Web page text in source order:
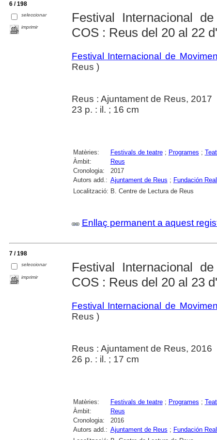
6 / 198
seleccionar
imprimir
Festival Internacional
COS : Reus del 20 al 22
Festival Internacional de
Reus )
Reus : Ajuntament de Reus, 2017
23 p. : il. ; 16 cm
Matèries: Festivals de teatre; Programes ;
Àmbit:
Reus
Cronologia:
2017
Autors add.: Ajuntament de Reus ; Fundación
Localització: B. Centre de Lectura de Reus
Enllaç permanent a aquest
7 / 198
seleccionar
imprimir
Festival Internacional
COS : Reus del 20 al 23
Festival Internacional de
Reus )
Reus : Ajuntament de Reus, 2016
26 p. : il. ; 17 cm
Matèries: Festivals de teatre; Programes ;
Àmbit:
Reus
Cronologia:
2016
Autors add.: Ajuntament de Reus ; Fundación